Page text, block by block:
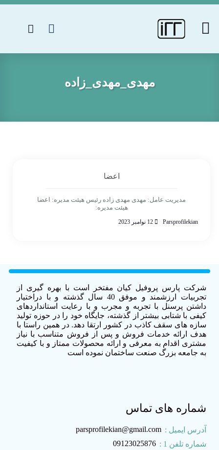
مهدی_مهدی_زاده
اعضا
مدیریت عامل: مهدی مهدی زاده رئیس هیئت مدیره: اعضا
هیئت مدیره:
Parsprofilekian
شرکت پارس پروفیل کیان مفتخر است با بهره گیری از
تجربیات ارزشمند و موفق 40 سال گذشته و با دراختیار
داشتن پرسنل با تجربه و مجرب و با رعایت استانداردهای
کیفی با شتابی بیشتر از گذشته، جایگاه خود را در حوزه تولید
سازه های سقف کاذب در کشور ارتقا دهد. در همین راستا با
هدف ارائه خدمات فروش و پس از فروش متناسب با نیاز
مشتری اقدام به معرفی و ارائه محصولات ممتاز و با کیفیت
به جامعه بزرگ صنعت ساختمان نموده است
شماره های تماس
آدرس ایمیل : parsprofilekian@gmail.com
شماره تلفن 1 :
09123025876